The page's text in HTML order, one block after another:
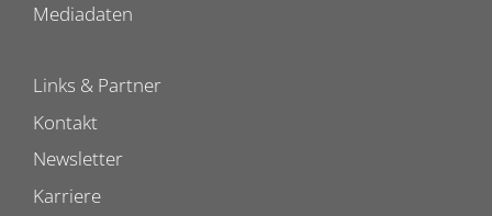
Mediadaten
Links & Partner
Kontakt
Newsletter
Karriere